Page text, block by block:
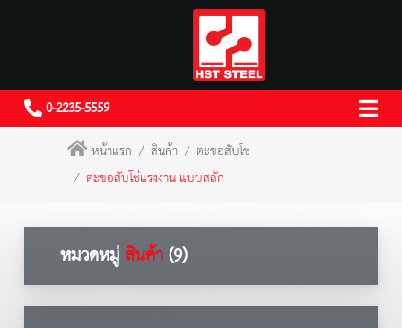
0-2235-5559
หน้าแรก
สินค้า
ตะขอสับโซ่
ตะขอสับโซ่แรงงาน แบบสลัก
หมวดหมู่สินค้า(9)